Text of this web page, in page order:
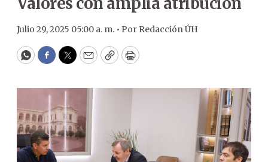
Julio 29, 2025 05:00 a. m. • Por Redacción ÚH
WhatsApp
Facebook
Twitter
EmailCopyPrint